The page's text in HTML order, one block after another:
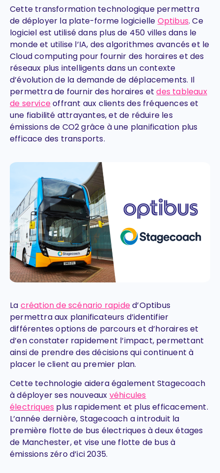
Cette transformation technologique permettra
de déployer la plate-forme logicielle Optibus. Ce
logiciel est utilisé dans plus de 450 villes dans le
monde et utilise l’IA, des algorithmes avancés et le
Cloud computing pour fournir des horaires et des
réseaux plus intelligents dans un contexte
d’évolution de la demande de déplacements. Il
permettra de fournir des horaires etdes tableaux
de serviceoffrant aux clients des fréquences et
une fiabilité attrayantes, et de réduire les
émissions de CO2 grâce à une planification plus
efficace des transports.
La création de scénario rapided’Optibus
permettra aux planificateurs d’identifier
différentes options de parcours et d’horaires et
d’en constater rapidement l’impact, permettant
ainsi de prendre des décisions qui continuent à
placer le client au premier plan.
Cette technologie aidera également Stagecoach
à déployer ses nouveaux véhicules
électriques plus rapidement et plus efficacement.
L’année dernière, Stagecoach a introduit la
première flotte de bus électriques à deux étages
de Manchester, et vise une flotte de bus à
émissions zéro d’ici 2035.